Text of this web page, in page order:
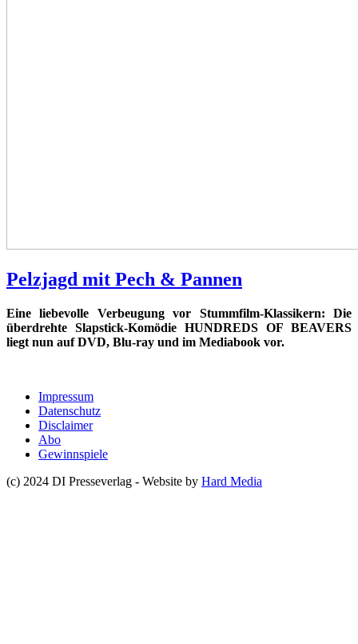
Pelzjagd mit Pech & Pannen
Eine liebevolle Verbeugung vor Stummfilm-Klassikern: Die
überdrehte Slapstick-Komödie HUNDREDS OF BEAVERS
liegt nun auf DVD, Blu-ray und im Mediabook vor.
Impressum
Datenschutz
Disclaimer
Abo
Gewinnspiele
(c) 2024 DI Presseverlag - Website by Hard Media